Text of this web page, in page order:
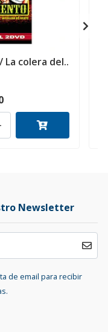
La colera del..
Newsletter
de email para recibir